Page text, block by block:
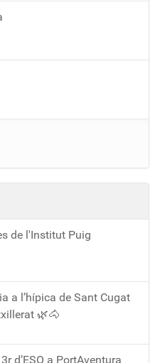
de l'Institut Puig
a l’hípica de Sant Cugat
🌿🐴
d’ESO a PortAventura